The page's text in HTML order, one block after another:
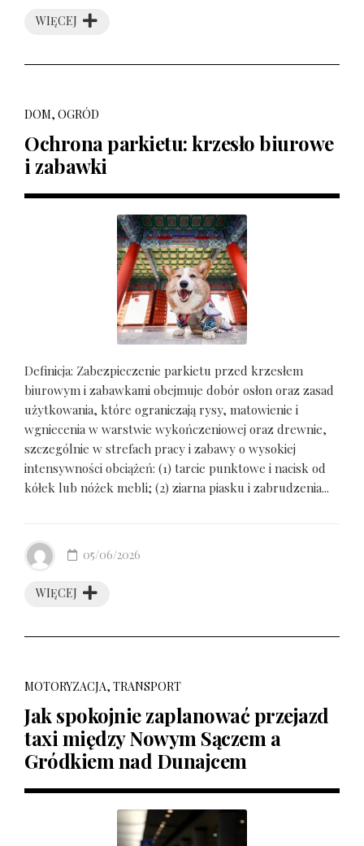
WIĘCEJ
DOM, OGRÓD
Ochrona parkietu: krzesło biurowe
i zabawki
Definicja: Zabezpieczenie parkietu przed krzesłem
biurowym i zabawkami obejmuje dobór osłon oraz zasad
użytkowania, które ograniczają rysy, matowienie i
wgniecenia w warstwie wykończeniowej oraz drewnie,
szczególnie w strefach pracy i zabawy o wysokiej
intensywności obciążeń: (1) tarcie punktowe i nacisk od
kółek lub nóżek mebli; (2) ziarna piasku i zabrudzenia...
WIĘCEJ
05/06/2026
MOTORYZACJA, TRANSPORT
Jak spokojnie zaplanować przejazd
taxi między Nowym Sączem a
Gródkiem nad Dunajcem